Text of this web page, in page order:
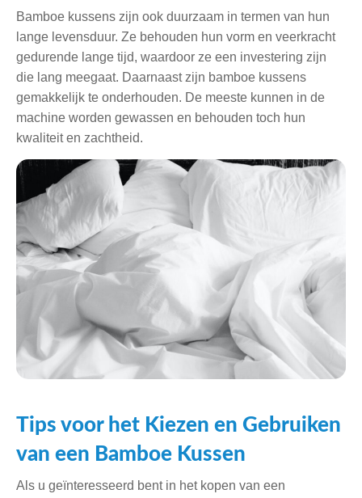
Bamboe kussens zijn ook duurzaam in termen van hun
lange levensduur. Ze behouden hun vorm en veerkracht
gedurende lange tijd, waardoor ze een investering zijn
die lang meegaat. Daarnaast zijn bamboe kussens
gemakkelijk te onderhouden. De meeste kunnen in de
machine worden gewassen en behouden toch hun
kwaliteit en zachtheid.
Tips voor het Kiezen en Gebruiken
van een Bamboe Kussen
Als u geïnteresseerd bent in het kopen van een